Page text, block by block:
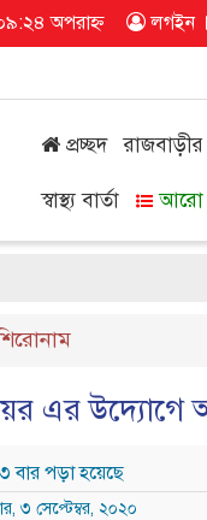
অপরাহ্ন লগইন
প্রচ্ছদ
স্বাস্থ্য বার্তা আরো
এর উদ্যোগে
বার পড়া হয়েছে
৩ সেপ্টেম্বর, ২০২০